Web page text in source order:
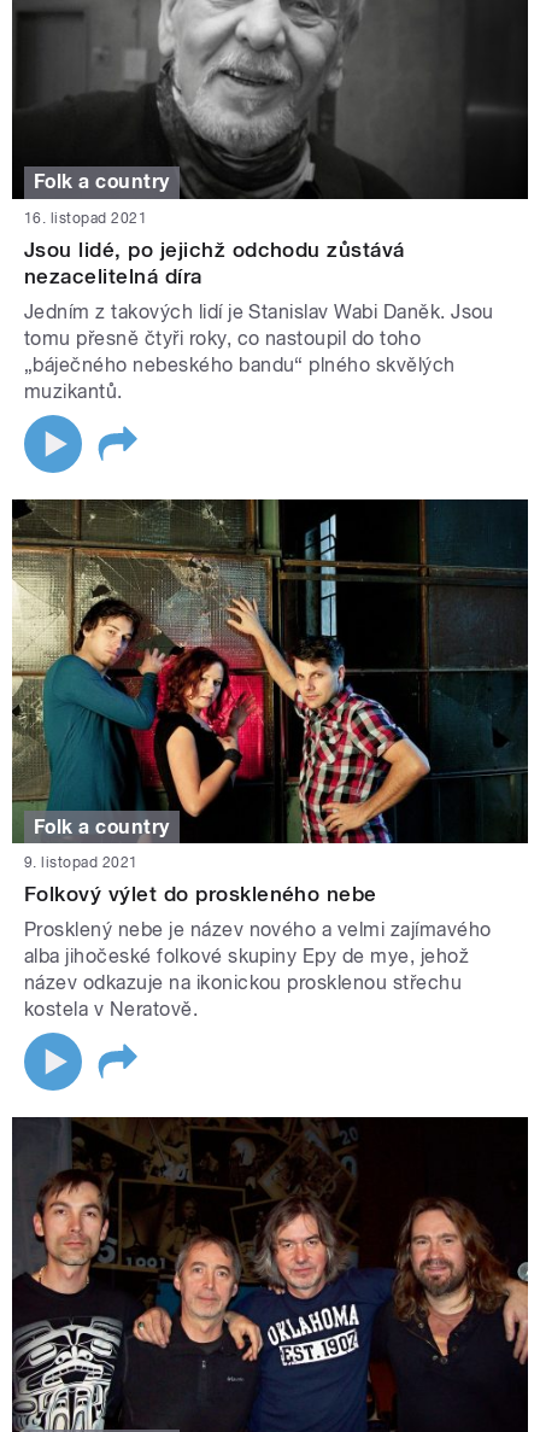
Folk a country
16. listopad 2021
Jsou lidé, po jejichž odchodu zůstává
nezacelitelná díra
Jedním z takových lidí je Stanislav Wabi Daněk. Jsou
tomu přesně čtyři roky, co nastoupil do toho
„báječného nebeského bandu“ plného skvělých
muzikantů.
Folk a country
9. listopad 2021
Folkový výlet do proskleného nebe
Prosklený nebe je název nového a velmi zajímavého
alba jihočeské folkové skupiny Epy de mye, jehož
název odkazuje na ikonickou prosklenou střechu
kostela v Neratově.